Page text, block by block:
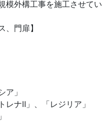
模外構工事を施工させてい
、門扉】
ア」
ナⅡ」、「レジリア」